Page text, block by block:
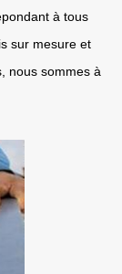
à tous
sur mesure et
nous sommes à